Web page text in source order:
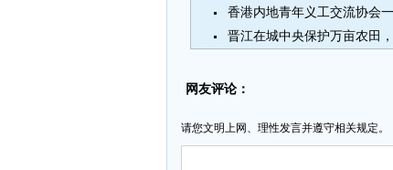
香港内地青年义工交流协会
网友评论：
请您文明上网、理性发言并遵守相关规定。